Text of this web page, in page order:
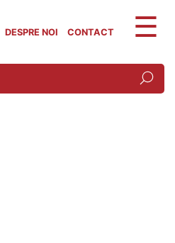
DESPRE NOI CONTACT